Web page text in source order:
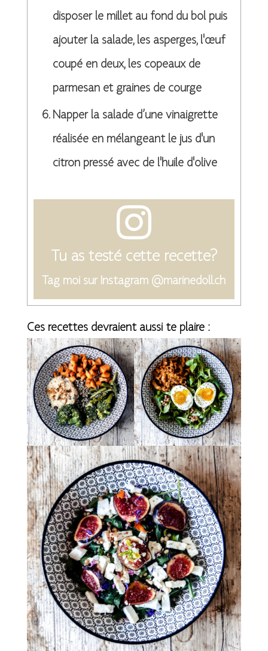
disposer le millet au fond du bol puis
ajouter la salade, les asperges, l'œuf
coupé en deux, les copeaux de
parmesan et graines de courge
Napper la salade d’une vinaigrette
réalisée en mélangeant le jus d'un
citron pressé avec de l'huile d'olive
Tu as testé cette recette?
Tag moi sur Instagram @marinedoll.ch
Ces recettes devraient aussi te plaire :